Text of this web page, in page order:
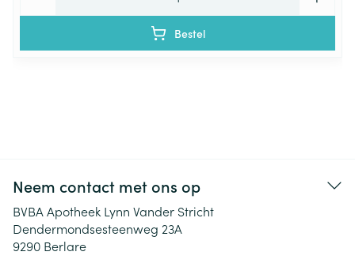
Bestel
Neem contact met ons op
BVBA Apotheek Lynn Vander Stricht
Dendermondsesteenweg 23A
9290 Berlare